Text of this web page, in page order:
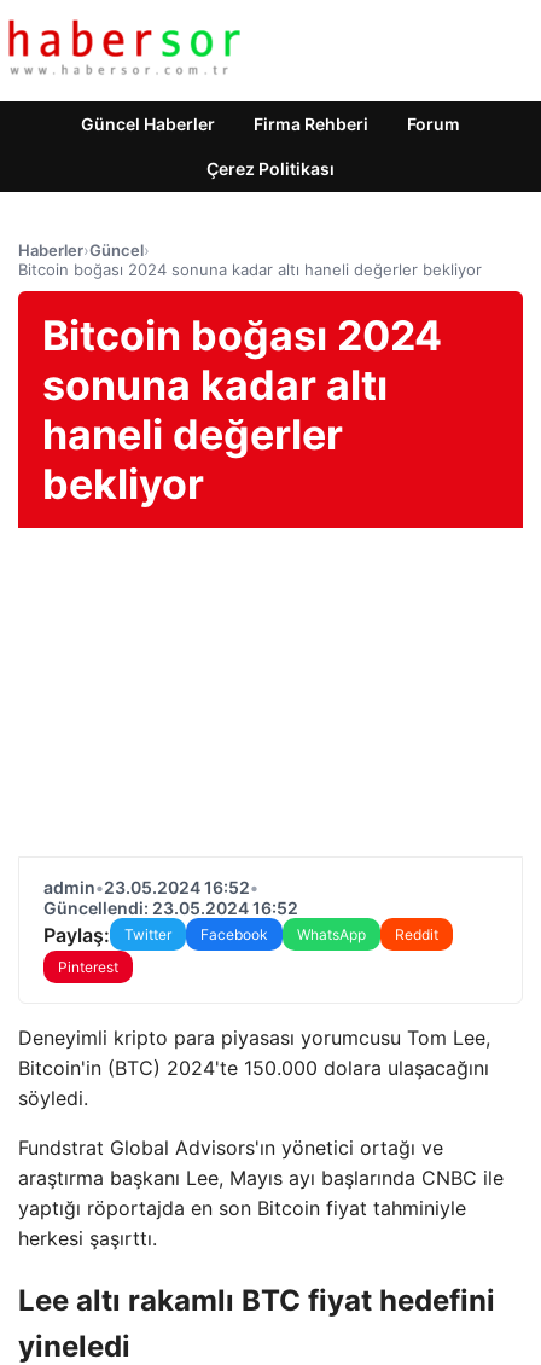
Güncel Haberler Firma Rehberi Forum
Çerez Politikası
Haberler›Güncel›
Bitcoin boğası 2024 sonuna kadar altı haneli değerler bekliyor
Bitcoin boğası 2024
sonuna kadar altı
haneli değerler
bekliyor
admin•23.05.2024 16:52•
Güncellendi: 23.05.2024 16:52
Paylaş: Twitter Facebook WhatsApp
Reddit
Pinterest
Deneyimli kripto para piyasası yorumcusu Tom Lee,
Bitcoin'in (BTC) 2024'te 150.000 dolara ulaşacağını
söyledi.
Fundstrat Global Advisors'ın yönetici ortağı ve
araştırma başkanı Lee, Mayıs ayı başlarında CNBC ile
yaptığı röportajda en son Bitcoin fiyat tahminiyle
herkesi şaşırttı.
Lee altı rakamlı BTC fiyat hedefini
yineledi